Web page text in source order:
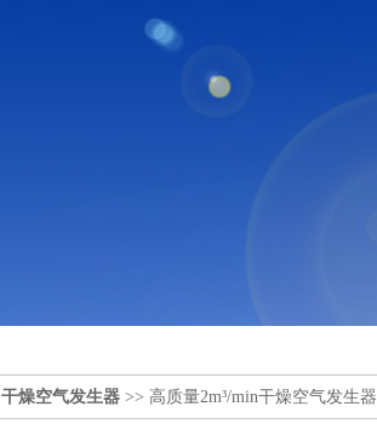
干燥空气发生器 >> 高质量2m³/min干燥空气发生器